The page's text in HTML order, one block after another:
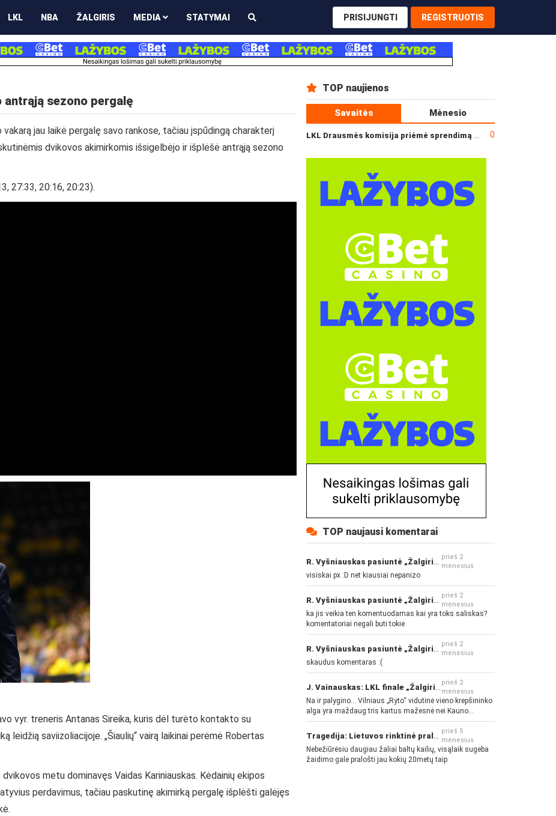
LKL NBA ŽALGIRIS MEDIA STATYMAI PRISIJUNGTI REGISTRUOTIS
antrąją sezono pergalę
jau laikė pergalę savo rankose, tačiau įspūdingą charakterį
dvikovos akimirkomis išsigelbėjo ir išplėšė antrąją sezono
27:33, 20:16, 20:23).
vyr. treneris Antanas Sireika, kuris dėl turėto kontakto su
leidžią saviizoliacijoje. „Šiaulių“ vairą laikinai perėmė Robertas
metu dominavęs Vaidas Kariniauskas. Kėdainių ekipos
perdavimus, tačiau paskutinę akimirką pergalę išplėšti galėjęs
TOP naujienos
Savaitės Mėnesio
0
TOP naujausi komentarai
prieš 2
mėnesius
visiskai px :D net kiausiai nepanizo
prieš 2
mėnesius
ka jis veikia ten komentuodamas kai yra toks saliskas?
komentatoriai negali buti tokie
prieš 2
mėnesius
skaudus komentaras :(
prieš 2
mėnesius
Na ir palygino... Vilniaus „Ryto“ vidutinė vieno krepšininko
alga yra maždaug tris kartus mažesnė nei Kauno
„Žalgirio“... Mokama už sugebėjimus... Nėra pinigų - nėra
gerų žaidėjų...
prieš 5
mėnesius
Nebežiūrėsiu daugiau žaliai baltų kailių, visąlaik sugeba
žaidimo gale pralošti jau kokių 20metų taip